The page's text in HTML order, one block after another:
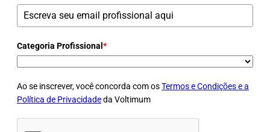
Categoria Profissional *
Ao se inscrever, você concorda com osTermos e Condições e a
Política de Privacidadeda Voltimum